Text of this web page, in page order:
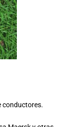
conductores.